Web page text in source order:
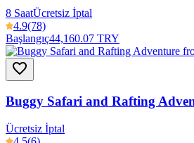
8 SaatÜcretsiz İptal
4.9(78)
Başlangıç44,160.07 TRY
Buggy Safari and Rafting
Ücretsiz İptal